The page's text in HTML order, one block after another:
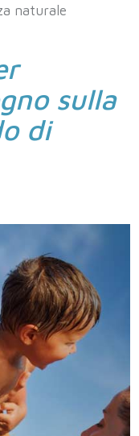
naturale
sulla
di